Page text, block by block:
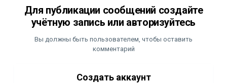
Для публикации сообщений создайте
учётную запись или авторизуйтесь
Вы должны быть пользователем, чтобы оставить
комментарий
Создать аккаунт